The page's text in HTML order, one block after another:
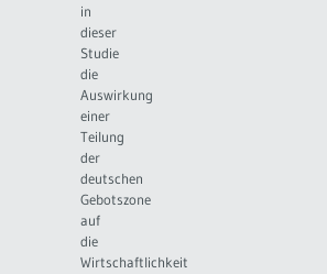
in
dieser
Studie
die
Auswirkung
einer
Teilung
der
deutschen
Gebotszone
auf
die
Wirtschaftlichkeit